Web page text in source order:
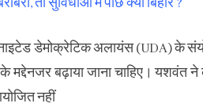
डेमोक्रेटिक अलायंस (UDA) के
मद्देनजर बढ़ाया जाना चाहिए। यशवंत
नहीं